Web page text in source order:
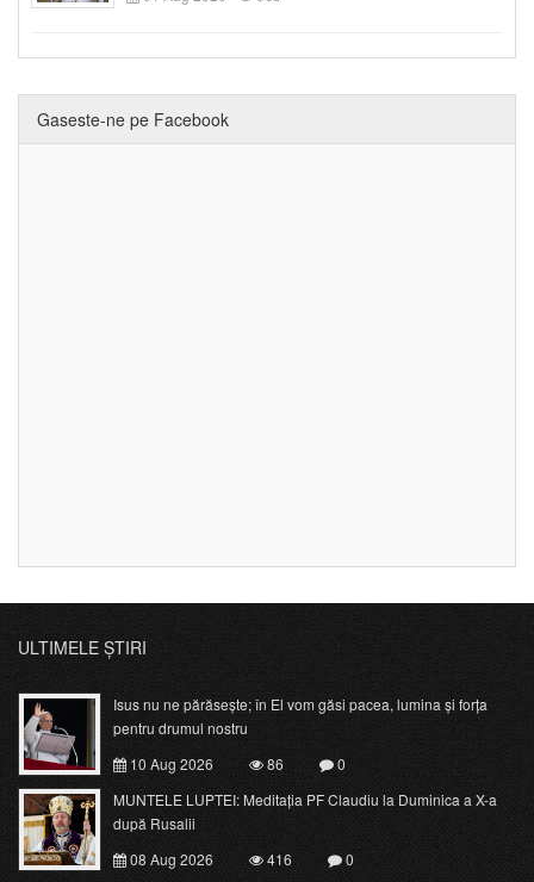
Gaseste-ne pe Facebook
ULTIMELE ȘTIRI
Isus nu ne părăsește; în El vom găsi pacea, lumina și forța
pentru drumul nostru
10 Aug 2026
86
0
MUNTELE LUPTEI: Meditația PF Claudiu la Duminica a X-a
după Rusalii
08 Aug 2026
416
0